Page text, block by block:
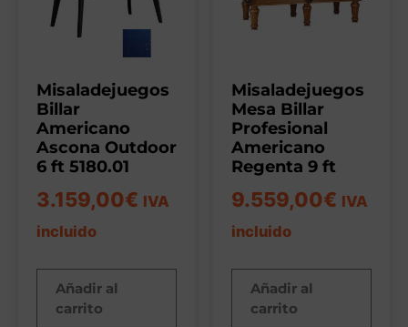
Misaladejuegos
Billar
Americano
Ascona Outdoor
6 ft 5180.01
3.159,00€ IVA
incluido
Añadir al
carrito
Misaladejuegos
Mesa Billar
Profesional
Americano
Regenta 9 ft
9.559,00€ IVA
incluido
Añadir al
carrito